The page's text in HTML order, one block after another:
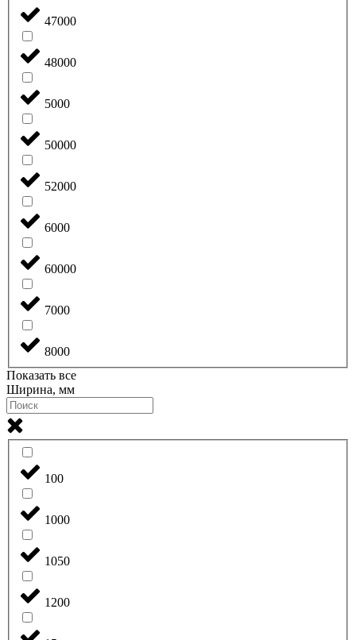
47000
48000
5000
50000
52000
6000
60000
7000
8000
Показать все
Ширина, мм
100
1000
1050
1200